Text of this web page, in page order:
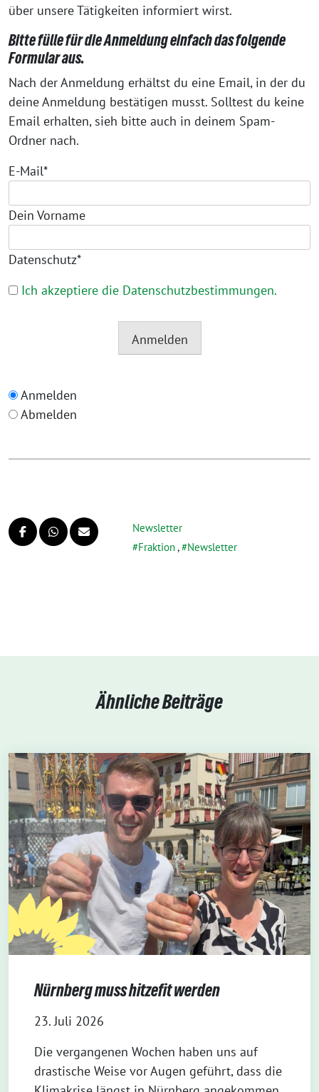
über unsere Tätigkeiten informiert wirst.
Bitte fülle für die Anmeldung einfach das folgende
Formular aus.
Nach der Anmeldung erhältst du eine Email, in der du
deine Anmeldung bestätigen musst. Solltest du keine
Email erhalten, sieh bitte auch in deinem Spam-
Ordner nach.
E-Mail*
Dein Vorname
Datenschutz*
Ich akzeptiere die Datenschutzbestimmungen.
Anmelden
Anmelden
Abmelden
Newsletter
Fraktion, Newsletter
Ähnliche Beiträge
Nürnberg muss hitzefit werden
23. Juli 2026
Die vergangenen Wochen haben uns auf
drastische Weise vor Augen geführt, dass die